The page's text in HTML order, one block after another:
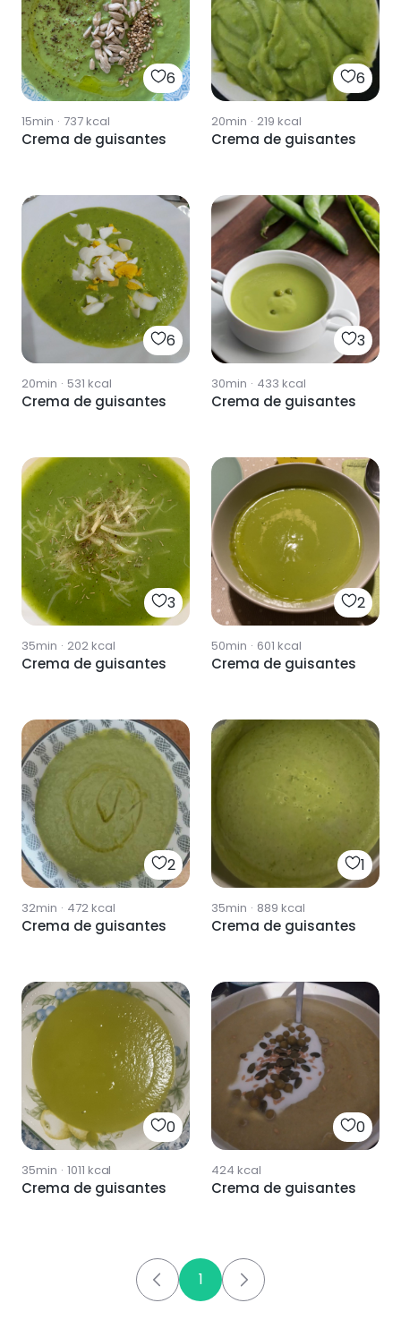
6
15min · 737kcal
Crema de guisantes
6
20min · 219 kcal
Crema de guisantes
6
20min · 531 kcal
Crema de guisantes
3
30min · 433 kcal
Crema de guisantes
3
35min · 202kcal
Crema de guisantes
2
50min · 601 kcal
Crema de guisantes
2
32min · 472kcal
Crema de guisantes
1
35min · 889 kcal
Crema de guisantes
0
35min · 1011 kcal
Crema de guisantes
0
424 kcal
Crema de guisantes
1